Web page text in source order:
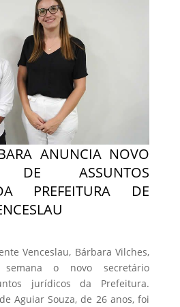
ANUNCIA NOVO
DE ASSUNTOS
PREFEITURA DE
Venceslau, Bárbara Vilches,
semana o novo secretário
jurídicos da Prefeitura.
Aguiar Souza, de 26 anos, foi